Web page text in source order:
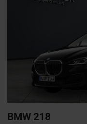
BMW 218